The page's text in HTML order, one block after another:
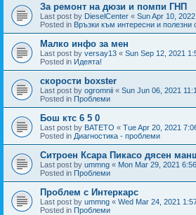
За ремонт на дюзи и помпи ГНП
Last post by DieselCenter « Sun Apr 10,
Posted in Връзки към интересни и полезни
Малко инфо за мен
Last post by versay13 « Sun Sep 12, 2021
Posted in Идеята!
скорости boxster
Last post by ogromnii « Sun Jun 06, 2021
Posted in Проблеми
Бош ктс 6 5 0
Last post by BATETO « Tue Apr 20, 2021
Posted in Диагностика - проблеми
Ситроен Ксара Пикасо дясен
Last post by ummng « Mon Mar 29, 2021
Posted in Проблеми
Проблем с Интеркарс
Last post by ummng « Wed Mar 24, 2021
Posted in Проблеми